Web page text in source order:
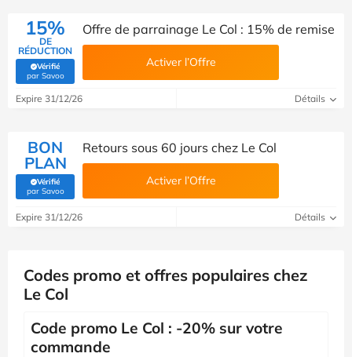
15%
DE
RÉDUCTION
Vérifié
par Savoo(Vérifié par Savoo)
Offre de parrainage Le Col : 15% de remise
Activer l’Offre
Expire 31/12/26 Détails
BON
PLAN
Vérifié
par Savoo(Vérifié par Savoo)
Retours sous 60 jours chez Le Col
Activer l’Offre
Expire 31/12/26 Détails
Codes promo et offres populaires chez
Le Col
Code promo Le Col : -20% sur votre
commande